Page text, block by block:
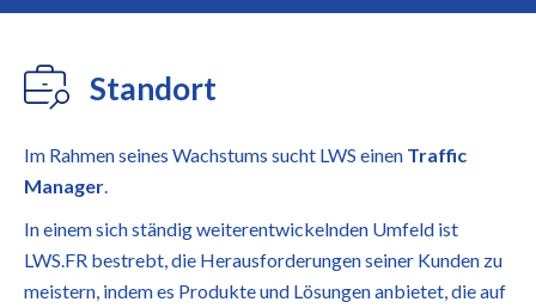
Standort
Im Rahmen seines Wachstums sucht LWS einen Traffic
Manager
In einem sich ständig weiterentwickelnden Umfeld ist
LWS.FR bestrebt, die Herausforderungen seiner Kunden zu
meistern, indem es Produkte und Lösungen anbietet, die auf